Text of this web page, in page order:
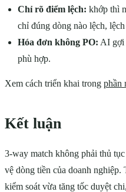
Chỉ rõ điểm lệch: khớp thì
chỉ đúng dòng nào lệch,
Hóa đơn không PO: AI gợi
phù hợp.
Xem cách triển khai trong phần
Kết luận
3-way match không phải thủ
vệ dòng tiền của doanh
kiểm soát vừa tăng tốc duyệt